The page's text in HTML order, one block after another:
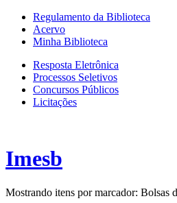
Regulamento da Biblioteca
Acervo
Minha Biblioteca
Resposta Eletrônica
Processos Seletivos
Concursos Públicos
Licitações
Imesb
Mostrando itens por marcador: Bolsas